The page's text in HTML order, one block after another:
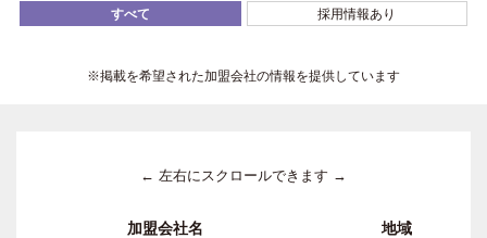
すべて 採用情報あり
※掲載を希望された加盟会社の情報を提供しています
← 左右にスクロールできます →
加盟会社名 地域